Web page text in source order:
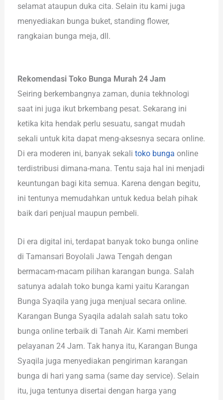
selamat ataupun duka cita. Selain itu kami juga
menyediakan bunga buket, standing flower,
rangkaian bunga meja, dll.
Rekomendasi Toko Bunga Murah 24 Jam
Seiring berkembangnya zaman, dunia tekhnologi
saat ini juga ikut brkembang pesat. Sekarang ini
ketika kita hendak perlu sesuatu, sangat mudah
sekali untuk kita dapat meng-aksesnya secara online.
Di era moderen ini, banyak sekali toko bunga online
terdistribusi dimana-mana. Tentu saja hal ini menjadi
keuntungan bagi kita semua. Karena dengan begitu,
ini tentunya memudahkan untuk kedua belah pihak
baik dari penjual maupun pembeli.
Di era digital ini, terdapat banyak toko bunga online
di Tamansari Boyolali Jawa Tengah dengan
bermacam-macam pilihan karangan bunga. Salah
satunya adalah toko bunga kami yaitu Karangan
Bunga Syaqila yang juga menjual secara online.
Karangan Bunga Syaqila adalah salah satu toko
bunga online terbaik di Tanah Air. Kami memberi
pelayanan 24 Jam. Tak hanya itu, Karangan Bunga
Syaqila juga menyediakan pengiriman karangan
bunga di hari yang sama (same day service). Selain
itu, juga tentunya disertai dengan harga yang